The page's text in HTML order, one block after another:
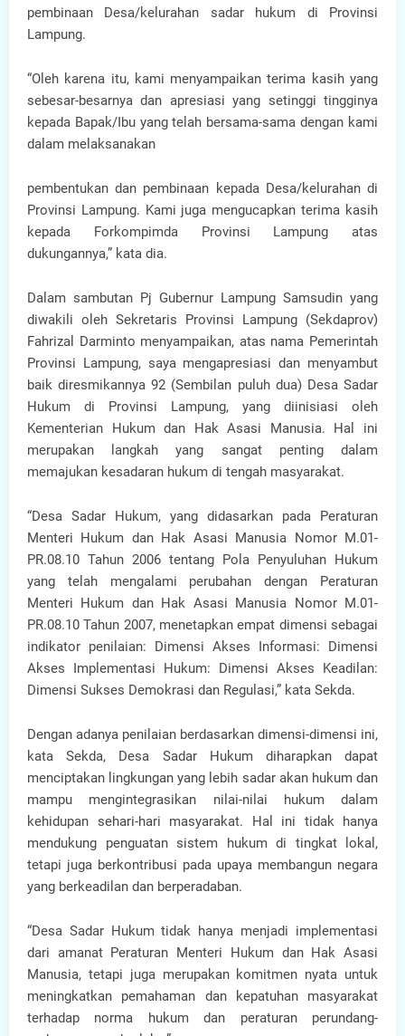
pembinaan Desa/kelurahan sadar hukum di Provinsi
Lampung.
“Oleh karena itu, kami menyampaikan terima kasih yang
sebesar-besarnya dan apresiasi yang setinggi tingginya
kepada Bapak/Ibu yang telah bersama-sama dengan kami
dalam melaksanakan
pembentukan dan pembinaan kepada Desa/kelurahan di
Provinsi Lampung. Kami juga mengucapkan terima kasih
kepada Forkompimda Provinsi Lampung atas
dukungannya,” kata dia.
Dalam sambutan Pj Gubernur Lampung Samsudin yang
diwakili oleh Sekretaris Provinsi Lampung (Sekdaprov)
Fahrizal Darminto menyampaikan, atas nama Pemerintah
Provinsi Lampung, saya mengapresiasi dan menyambut
baik diresmikannya 92 (Sembilan puluh dua) Desa Sadar
Hukum di Provinsi Lampung, yang diinisiasi oleh
Kementerian Hukum dan Hak Asasi Manusia. Hal ini
merupakan langkah yang sangat penting dalam
memajukan kesadaran hukum di tengah masyarakat.
“Desa Sadar Hukum, yang didasarkan pada Peraturan
Menteri Hukum dan Hak Asasi Manusia Nomor M.01-
PR.08.10 Tahun 2006 tentang Pola Penyuluhan Hukum
yang telah mengalami perubahan dengan Peraturan
Menteri Hukum dan Hak Asasi Manusia Nomor M.01-
PR.08.10 Tahun 2007, menetapkan empat dimensi sebagai
indikator penilaian: Dimensi Akses Informasi: Dimensi
Akses Implementasi Hukum: Dimensi Akses Keadilan:
Dimensi Sukses Demokrasi dan Regulasi,” kata Sekda.
Dengan adanya penilaian berdasarkan dimensi-dimensi ini,
kata Sekda, Desa Sadar Hukum diharapkan dapat
menciptakan lingkungan yang lebih sadar akan hukum dan
mampu mengintegrasikan nilai-nilai hukum dalam
kehidupan sehari-hari masyarakat. Hal ini tidak hanya
mendukung penguatan sistem hukum di tingkat lokal,
tetapi juga berkontribusi pada upaya membangun negara
yang berkeadilan dan berperadaban.
“Desa Sadar Hukum tidak hanya menjadi implementasi
dari amanat Peraturan Menteri Hukum dan Hak Asasi
Manusia, tetapi juga merupakan komitmen nyata untuk
meningkatkan pemahaman dan kepatuhan masyarakat
terhadap norma hukum dan peraturan perundang-